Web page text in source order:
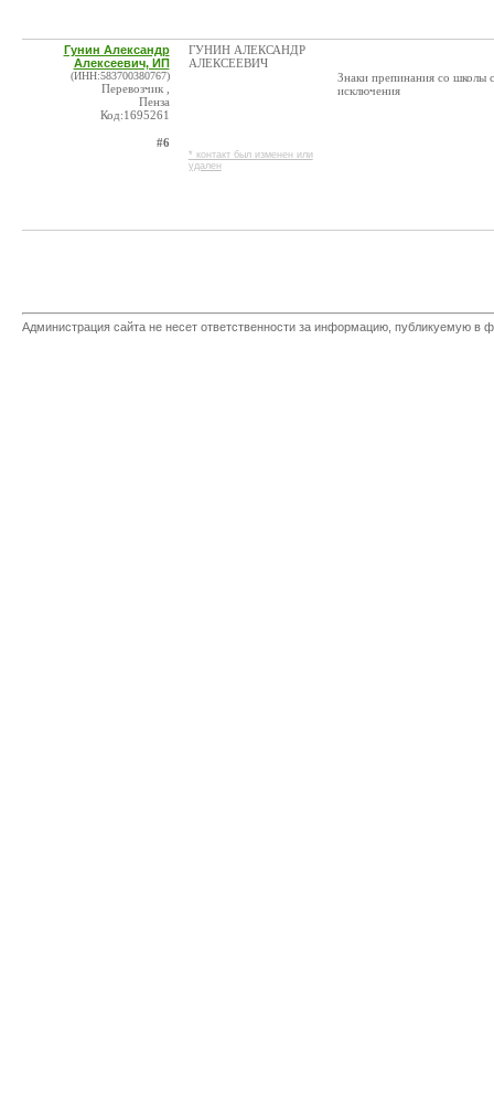
Гунин Александр
Алексеевич, ИП
(ИНН:583700380767)
Перевозчик ,
Пенза
Код:1695261
#6
ГУНИН АЛЕКСАНДР
АЛЕКСЕЕВИЧ
* контакт был изменен или
удален
Знаки препинания со школы
исключения
Администрация сайта не несет ответственности за информацию, публикуемую